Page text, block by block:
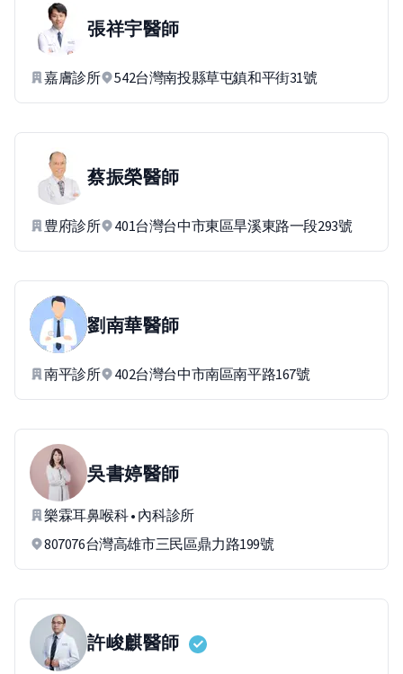
張祥宇醫師
嘉膚診所 542台灣南投縣草屯鎮和平街31號
蔡振榮醫師
豊府診所 401台灣台中市東區旱溪東路一段293號
劉南華醫師
南平診所 402台灣台中市南區南平路167號
吳書婷醫師
樂霖耳鼻喉科 • 內科診所
807076台灣高雄市三民區鼎力路199號
許峻麒醫師